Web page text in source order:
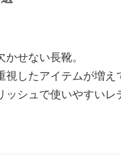
せない長靴。
したアイテムが増え
シュで使いやすいレ